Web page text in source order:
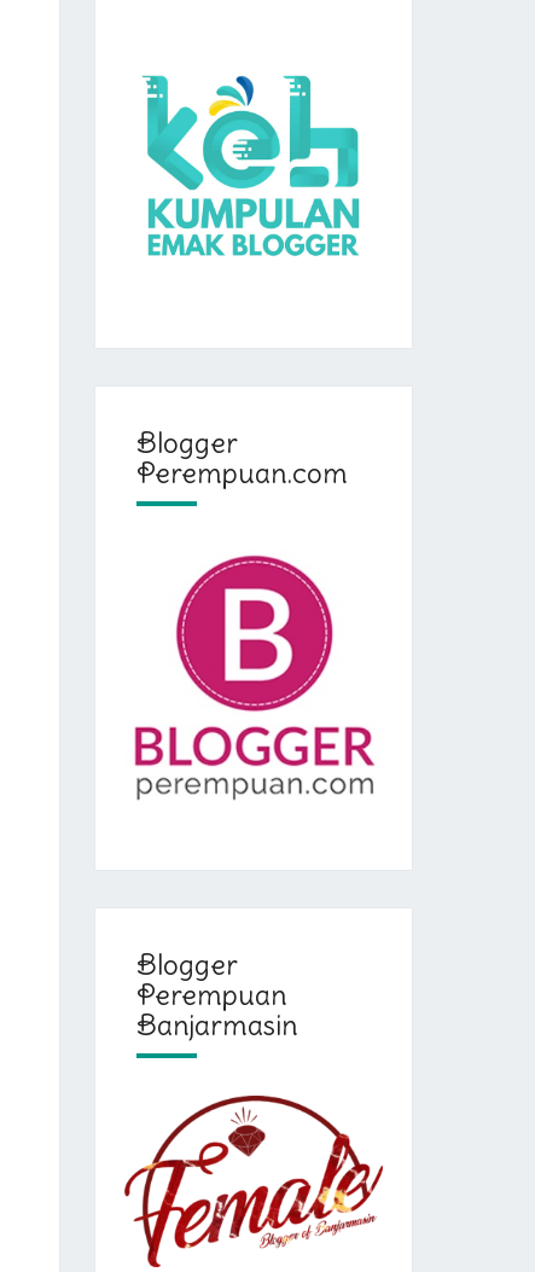
Blogger
Perempuan.com
Blogger
Perempuan
Banjarmasin